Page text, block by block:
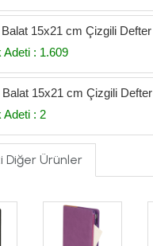
Balat 15x21 cm Çizgili Defter
Adeti : 1.609
Balat 15x21 cm Çizgili Defter
Adeti : 2
Diğer Ürünler